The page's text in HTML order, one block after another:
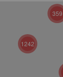
1242
359